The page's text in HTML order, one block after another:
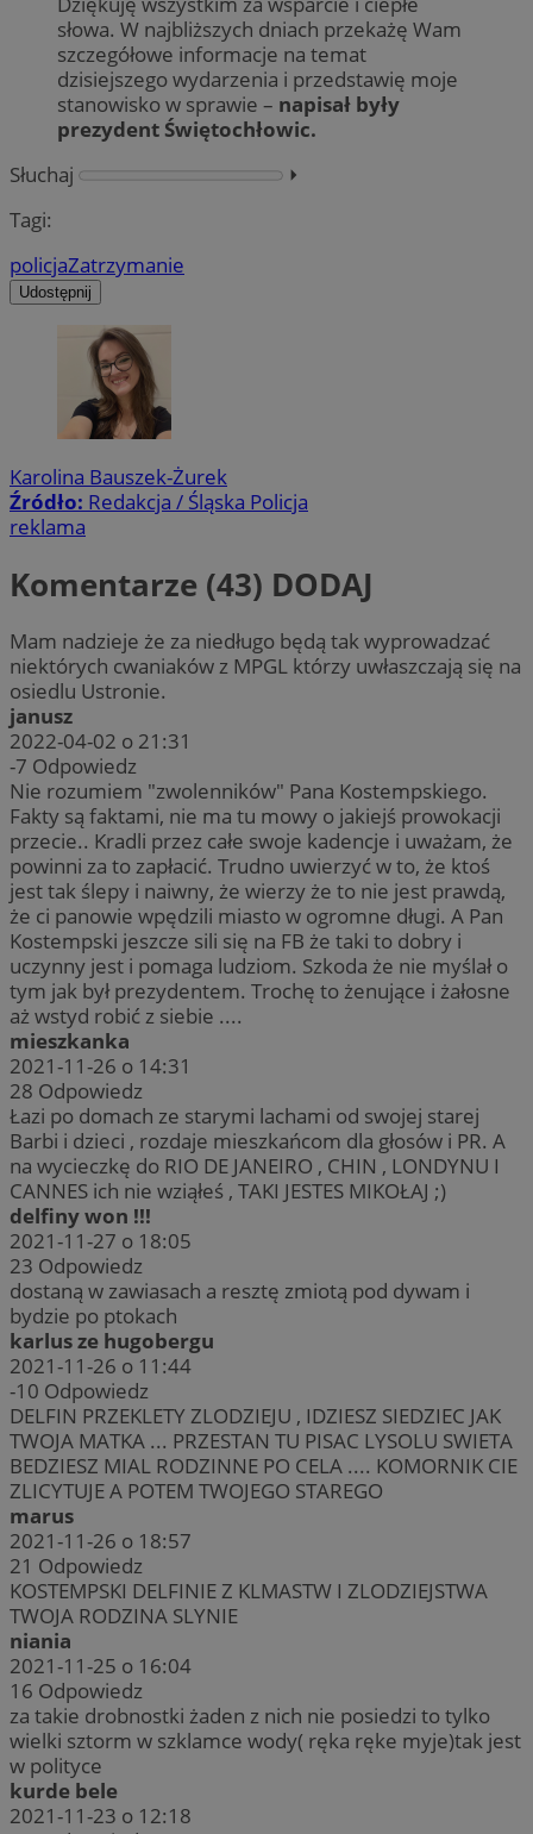
słowa. W najbliższych dniach przekażę Wam
szczegółowe informacje na temat
dzisiejszego wydarzenia i przedstawię moje
stanowisko w sprawie – napisał były
prezydent Świętochłowic.
Słuchaj
⏵︎
Tagi:
policjaZatrzymanie
Udostępnij
Karolina Bauszek-Żurek
Źródło: Redakcja / Śląska Policja
reklama
Komentarze (43) DODAJ
Mam nadzieje że za niedługo będą tak wyprowadzać
niektórych cwaniaków z MPGL którzy uwłaszczają się na
osiedlu Ustronie.
janusz
2022-04-02 o 21:31
-7 Odpowiedz
Nie rozumiem "zwolenników" Pana Kostempskiego.
Fakty są faktami, nie ma tu mowy o jakiejś prowokacji
przecie.. Kradli przez całe swoje kadencje i uważam, że
powinni za to zapłacić. Trudno uwierzyć w to, że ktoś
jest tak ślepy i naiwny, że wierzy że to nie jest prawdą,
że ci panowie wpędzili miasto w ogromne długi. A Pan
Kostempski jeszcze sili się na FB że taki to dobry i
uczynny jest i pomaga ludziom. Szkoda że nie myślał o
tym jak był prezydentem. Trochę to żenujące i żałosne
aż wstyd robić z siebie ....
mieszkanka
2021-11-26 o 14:31
28 Odpowiedz
Łazi po domach ze starymi lachami od swojej starej
Barbi i dzieci , rozdaje mieszkańcom dla głosów i PR. A
na wycieczkę do RIO DE JANEIRO , CHIN , LONDYNU I
CANNES ich nie wziąłeś , TAKI JESTES MIKOŁAJ ;)
delfiny won !!!
2021-11-27 o 18:05
23 Odpowiedz
dostaną w zawiasach a resztę zmiotą pod dywam i
bydzie po ptokach
karlus ze hugobergu
2021-11-26 o 11:44
-10 Odpowiedz
DELFIN PRZEKLETY ZLODZIEJU , IDZIESZ SIEDZIEC JAK
TWOJA MATKA ... PRZESTAN TU PISAC LYSOLU SWIETA
BEDZIESZ MIAL RODZINNE PO CELA .... KOMORNIK CIE
ZLICYTUJE A POTEM TWOJEGO STAREGO
marus
2021-11-26 o 18:57
21 Odpowiedz
KOSTEMPSKI DELFINIE Z KLMASTW I ZLODZIEJSTWA
TWOJA RODZINA SLYNIE
niania
2021-11-25 o 16:04
16 Odpowiedz
za takie drobnostki żaden z nich nie posiedzi to tylko
wielki sztorm w szklamce wody( ręka ręke myje)tak jest
w polityce
kurde bele
2021-11-23 o 12:18